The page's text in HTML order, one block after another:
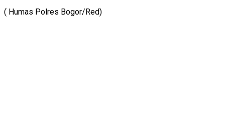
( Humas Polres Bogor/Red)